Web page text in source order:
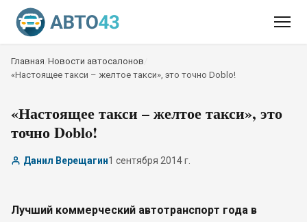
Главная Новости автосалонов
«Настоящее такси – желтое такси», это точно Doblo!
«Настоящее такси – желтое такси», это
точно Doblo!
Данил Верещагин1 сентября 2014 г.
Лучший коммерческий автотранспорт года в